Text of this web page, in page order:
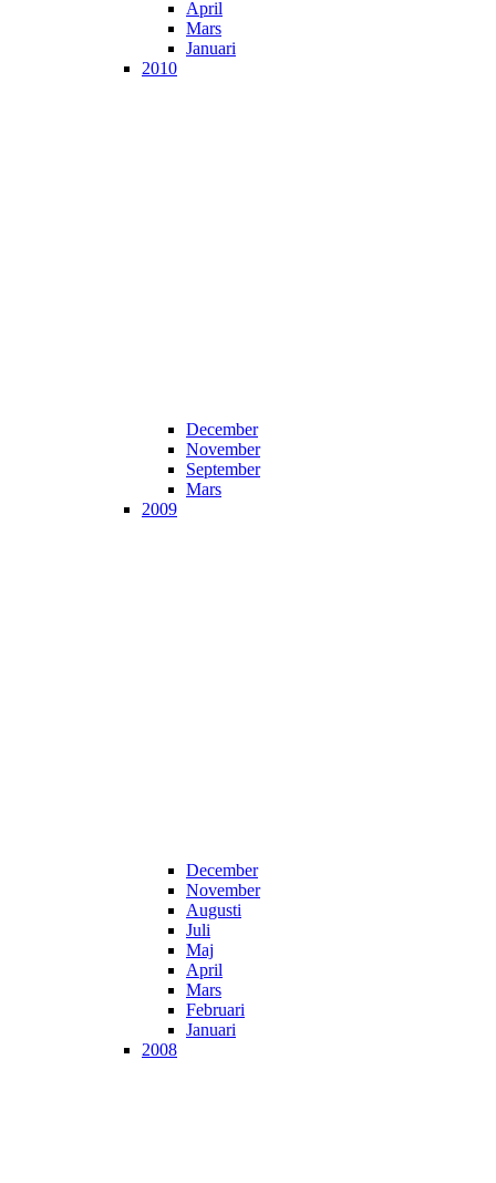
April
Mars
Januari
2010
December
November
September
Mars
2009
December
November
Augusti
Juli
Maj
April
Mars
Februari
Januari
2008